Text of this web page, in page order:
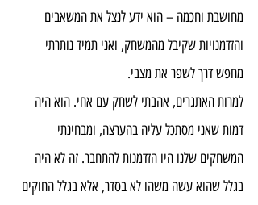
מחושבת וחכמה – הוא ידע לנצל את המשאבים
והזדמנויות שקיבל מהמשחק, ואני תמיד נותרתי
מחפש דרך לשפר את מצבי.
למרות האתגרים, אהבתי לשחק עם אחי. הוא היה
דמות שאני מסתכל עליה בהערצה, ומבחינתי
המשחקים שלנו היו הזדמנות להתחבר. זה לא היה
בגלל שהוא עשה משהו לא בסדר, אלא בגלל החוקים